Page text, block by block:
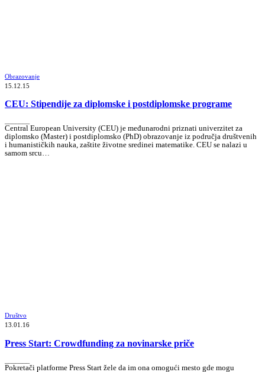
Obrazovanje
15.12.15
CEU: Stipendije za diplomske i postdiplomske programe
Central European University (CEU) je međunarodni priznati univerzitet za
diplomsko (Master) i postdiplomsko (PhD) obrazovanje iz područja društvenih
i humanističkih nauka, zaštite životne sredinei matematike. CEU se nalazi u
samom srcu…
Društvo
13.01.16
Press Start: Crowdfunding za novinarske priče
Pokretači platforme Press Start žele da im ona omogući mesto gde mogu